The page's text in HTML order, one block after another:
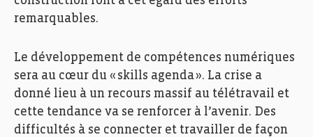
remarquables.
Le développement de compétences numériques
sera au cœur du « skills agenda ». La crise a
donné lieu à un recours massif au télétravail et
cette tendance va se renforcer à l’avenir. Des
difficultés à se connecter et travailler de façon